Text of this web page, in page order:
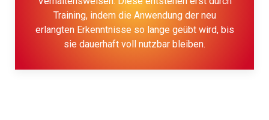
Training, indem die Anwendung der neu
erlangten Erkenntnisse so lange geübt wird, bis
sie dauerhaft voll nutzbar bleiben.